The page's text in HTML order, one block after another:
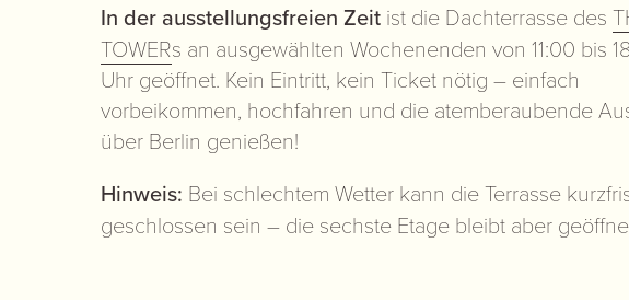
In der ausstellungsfreien Zeit ist die Dachterrasse des
TOWERs an ausgewählten Wochenenden von 11:00 bis
Uhr geöffnet. Kein Eintritt, kein Ticket nötig – einfach
vorbeikommen, hochfahren und die atemberaubende
über Berlin genießen!
Hinweis: Bei schlechtem Wetter kann die Terrasse
geschlossen sein – die sechste Etage bleibt aber